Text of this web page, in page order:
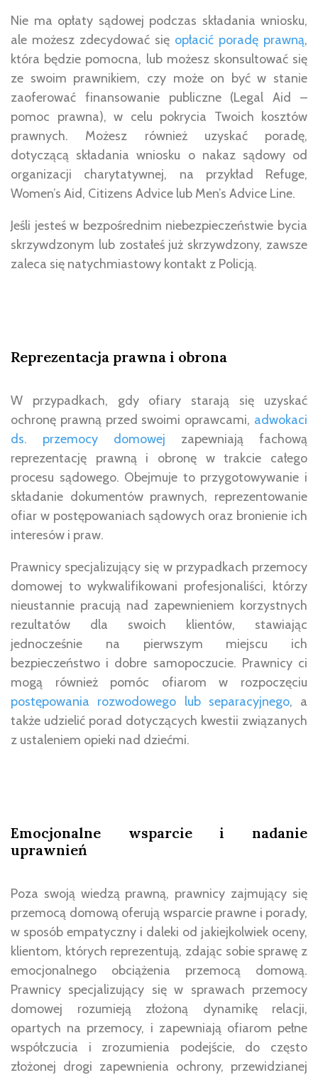
Nie ma opłaty sądowej podczas składania wniosku,
ale możesz zdecydować się opłacić poradę prawną,
która będzie pomocna, lub możesz skonsultować się
ze swoim prawnikiem, czy może on być w stanie
zaoferować finansowanie publiczne (Legal Aid –
pomoc prawna), w celu pokrycia Twoich kosztów
prawnych. Możesz również uzyskać poradę,
dotyczącą składania wniosku o nakaz sądowy od
organizacji charytatywnej, na przykład Refuge,
Women’s Aid, Citizens Advice lub Men’s Advice Line.
Jeśli jesteś w bezpośrednim niebezpieczeństwie bycia
skrzywdzonym lub zostałeś już skrzywdzony, zawsze
zaleca się natychmiastowy kontakt z Policją.
Reprezentacja prawna i obrona
W przypadkach, gdy ofiary starają się uzyskać
ochronę prawną przed swoimi oprawcami, adwokaci
ds. przemocy domowej zapewniają fachową
reprezentację prawną i obronę w trakcie całego
procesu sądowego. Obejmuje to przygotowywanie i
składanie dokumentów prawnych, reprezentowanie
ofiar w postępowaniach sądowych oraz bronienie ich
interesów i praw.
Prawnicy specjalizujący się w przypadkach przemocy
domowej to wykwalifikowani profesjonaliści, którzy
nieustannie pracują nad zapewnieniem korzystnych
rezultatów dla swoich klientów, stawiając
jednocześnie na pierwszym miejscu ich
bezpieczeństwo i dobre samopoczucie. Prawnicy ci
mogą również pomóc ofiarom w rozpoczęciu
postępowania rozwodowego lub separacyjnego, a
także udzielić porad dotyczących kwestii związanych
z ustaleniem opieki nad dziećmi.
Emocjonalne wsparcie i nadanie
uprawnień
Poza swoją wiedzą prawną, prawnicy zajmujący się
przemocą domową oferują wsparcie prawne i porady,
w sposób empatyczny i daleki od jakiejkolwiek oceny,
klientom, których reprezentują, zdając sobie sprawę z
emocjonalnego obciążenia przemocą domową.
Prawnicy specjalizujący się w sprawach przemocy
domowej rozumieją złożoną dynamikę relacji,
opartych na przemocy, i zapewniają ofiarom pełne
współczucia i zrozumienia podejście, do często
złożonej drogi zapewnienia ochrony, przewidzianej